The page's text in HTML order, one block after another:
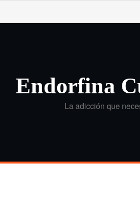
Endorfina
La adicción que